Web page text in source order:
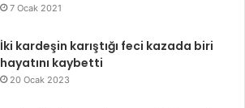
7 Ocak 2021
İki kardeşin karıştığı feci kazada biri
hayatını kaybetti
20 Ocak 2023